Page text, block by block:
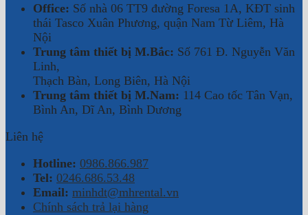
Office: Số nhà 06 TT9 đường Foresa 1A, KĐT sinh
thái Tasco Xuân Phương, quận Nam Từ Liêm, Hà
Nội
Trung tâm thiết bị M.Bắc: Số 761 Đ. Nguyễn Văn
Linh,
Thạch Bàn, Long Biên, Hà Nội
Trung tâm thiết bị M.Nam: 114 Cao tốc Tân Vạn,
Bình An, Dĩ An, Bình Dương
Liên hệ
Hotline: 0986.866.987
Tel: 0246.686.53.48
Email: minhdt@mhrental.vn
Chính sách trả lại hàng